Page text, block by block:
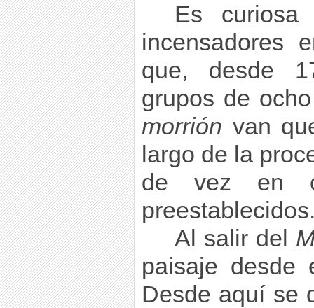
Es
incensadores
que, desde
grupos de
morrión van
largo de la
de vez en
Al salir del
paisaje
Desde aquí se